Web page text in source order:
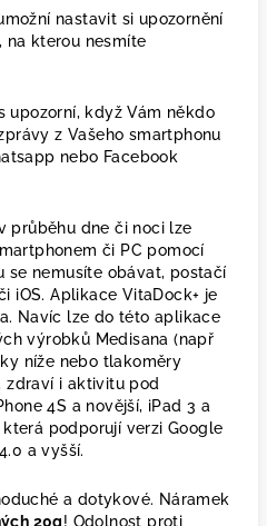
nastavit si upozornění
na kterou nesmíte
upozorní, když Vám někdo
z Vašeho smartphonu
nebo Facebook
průběhu dne či noci lze
či PC pomocí
se nemusíte obávat, postačí
iOS. Aplikace VitaDock+ je
Navíc lze do této aplikace
výrobků Medisana (např
níže nebo tlakoměry
zdraví i aktivitu pod
4S a novější, iPad 3 a
která podporují verzi Google
a vyšší.
a dotykové. Náramek
20g! Odolnost proti